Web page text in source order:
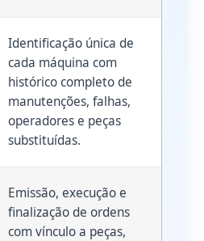
Identificação única de
cada máquina com
histórico completo de
manutenções, falhas,
operadores e peças
substituídas.
Emissão, execução e
finalização de ordens
com vínculo a peças,